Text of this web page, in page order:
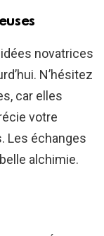
novatrices
N’hésitez
car elles
votre
Les échanges
alchimie.